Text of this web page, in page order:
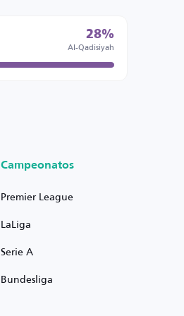
28%
Al-Qadisiyah
Campeonatos
Premier League
LaLiga
Serie A
Bundesliga